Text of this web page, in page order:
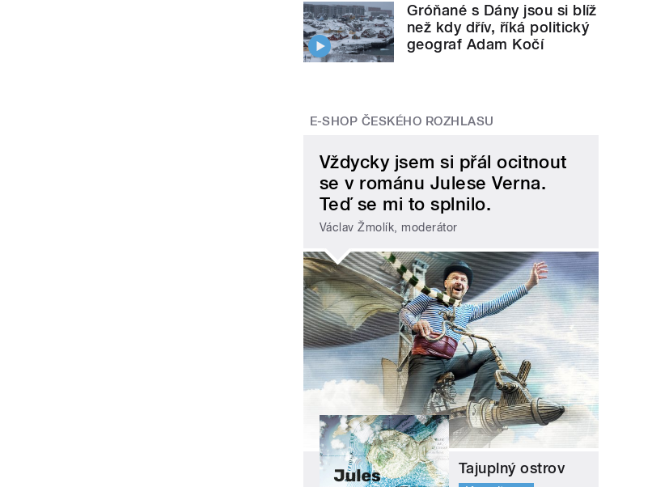
Gróňané s Dány jsou si blíž
než kdy dřív, říká politický
geograf Adam Kočí
E-SHOP ČESKÉHO ROZHLASU
Vždycky jsem si přál ocitnout
se v románu Julese Verna.
Teď se mi to splnilo.
Václav Žmolík, moderátor
Tajuplný ostrov